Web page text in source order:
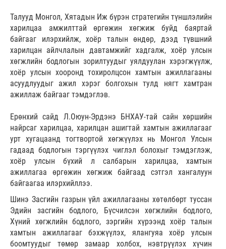
Талууд Монгол, Хятадын Иж бүрэн стратегийн түншлэлийн
харилцаа амжилттай өргөжин хөгжиж буйд баяртай
байгааг илэрхийлж, хоёр талын өндөр, дээд түвшний
харилцан айлчлалын давтамжийг хадгалж, хоёр улсын
хөгжлийн бодлогын зорилтуудыг уялдуулан хэрэгжүүлж,
хоёр улсын хооронд тохиролцсон хамтын ажиллагааны
асуудлуудыг ажил хэрэг болгохын тулд нягт хамтран
ажиллаж байгааг тэмдэглэв.
Ерөнхий сайд Л.Оюун-Эрдэнэ БНХАУ-тай сайн хөршийн
найрсаг харилцаа, харилцан ашигтай хамтын ажиллагааг
урт хугацаанд тогтвортой хөгжүүлэх нь Монгол Улсын
гадаад бодлогын тэргүүлэх чиглэл болохыг тэмдэглэж,
хоёр улсын бүхий л салбарын харилцаа, хамтын
ажиллагаа өргөжин хөгжиж байгаад сэтгэл хангалуун
байгаагаа илэрхийллээ.
Шинэ Засгийн газрын үйл ажиллагааны хөтөлбөрт туссан
Эдийн засгийн бодлого, Бүсчилсэн хөгжлийн бодлого,
Хүний хөгжлийн бодлого, зэргийн хүрээнд хоёр талын
хамтын ажиллагааг бэхжүүлэх, ялангуяа хоёр улсын
боомтуудыг төмөр замаар холбох, нэвтрүүлэх хүчин